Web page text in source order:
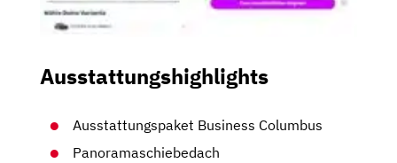
Ausstattungshighlights
Ausstattungspaket Business Columbus
Panoramaschiebedach